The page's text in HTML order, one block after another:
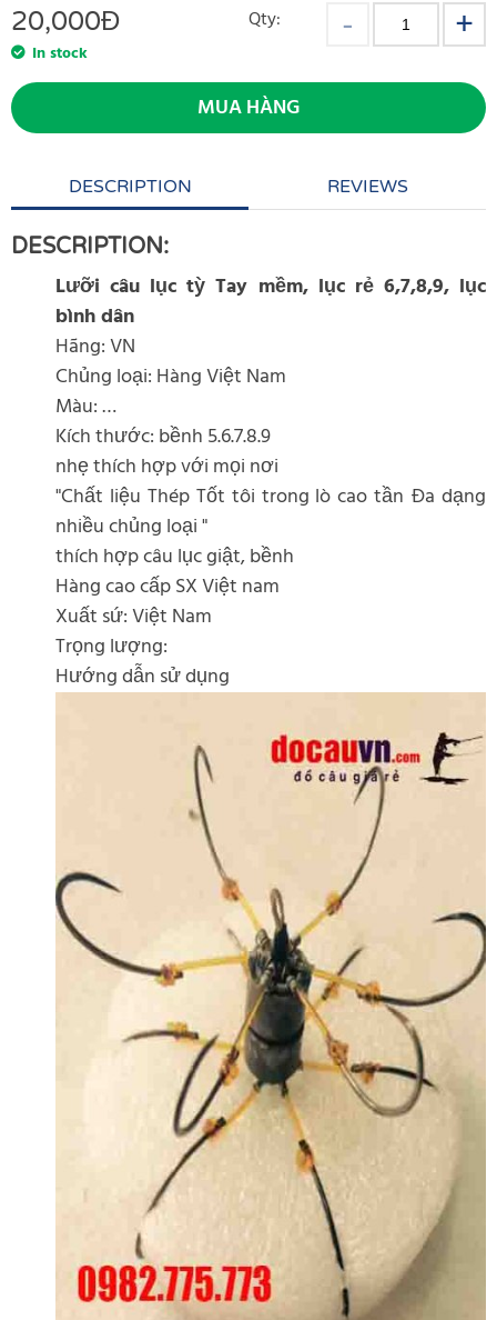
20,000Đ
In stock
Qty:
MUA HÀNG
DESCRIPTION REVIEWS
DESCRIPTION:
Lưỡi câu lục tỳ Tay mềm, lục rẻ 6,7,8,9, lục
bình dân
Hãng: VN
Chủng loại: Hàng Việt Nam
Màu: …
Kích thước: bềnh 5.6.7.8.9
nhẹ thích hợp với mọi nơi
"Chất liệu Thép Tốt tôi trong lò cao tần Đa dạng
nhiều chủng loại "
thích hợp câu lục giật, bềnh
Hàng cao cấp SX Việt nam
Xuất sứ: Việt Nam
Trọng lượng:
Hướng dẫn sử dụng